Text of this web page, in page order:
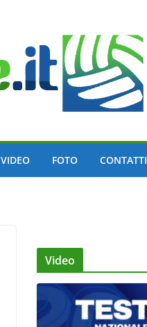
VIDEO FOTO CONTATTI
Video